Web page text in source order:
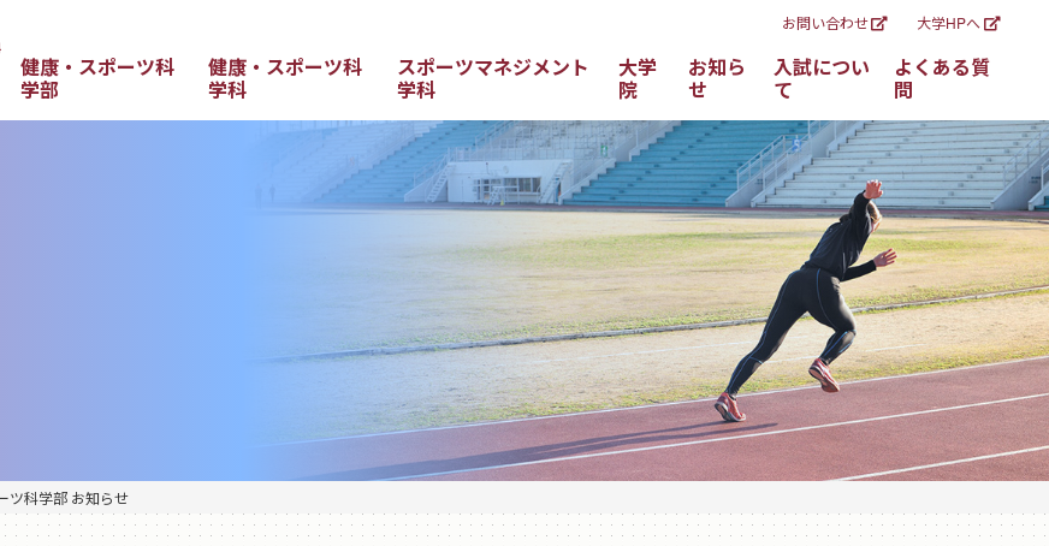
お問い合わせ 大学HPへ
健康・スポーツ科
学部
健康・スポーツ科
学科
スポーツマネジメント
学科
大学
院
お知ら
せ
入試につい
て
よくある質
問
ツ科学部 お知らせ